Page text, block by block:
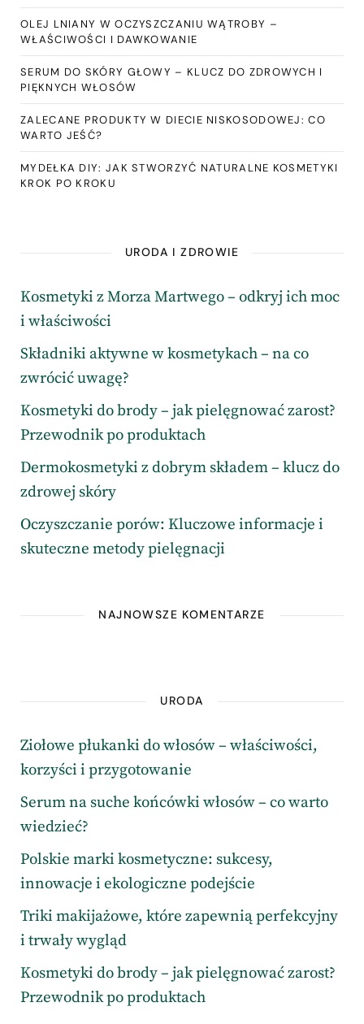
OLEJ LNIANY W OCZYSZCZANIU WĄTROBY –
WŁAŚCIWOŚCI I DAWKOWANIE
SERUM DO SKÓRY GŁOWY – KLUCZ DO ZDROWYCH I
PIĘKNYCH WŁOSÓW
ZALECANE PRODUKTY W DIECIE NISKOSODOWEJ: CO
WARTO JEŚĆ?
MYDEŁKA DIY: JAK STWORZYĆ NATURALNE KOSMETYKI
KROK PO KROKU
URODA I ZDROWIE
Kosmetyki z Morza Martwego – odkryj ich moc
i właściwości
Składniki aktywne w kosmetykach – na co
zwrócić uwagę?
Kosmetyki do brody – jak pielęgnować zarost?
Przewodnik po produktach
Dermokosmetyki z dobrym składem – klucz do
zdrowej skóry
Oczyszczanie porów: Kluczowe informacje i
skuteczne metody pielęgnacji
NAJNOWSZE KOMENTARZE
URODA
Ziołowe płukanki do włosów – właściwości,
korzyści i przygotowanie
Serum na suche końcówki włosów – co warto
wiedzieć?
Polskie marki kosmetyczne: sukcesy,
innowacje i ekologiczne podejście
Triki makijażowe, które zapewnią perfekcyjny
i trwały wygląd
Kosmetyki do brody – jak pielęgnować zarost?
Przewodnik po produktach